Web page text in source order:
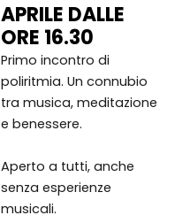
APRILE DALLE
ORE 16.30
Primo incontro di
poliritmia. Un connubio
tra musica, meditazione
e benessere.
Aperto a tutti, anche
senza esperienze
musicali.